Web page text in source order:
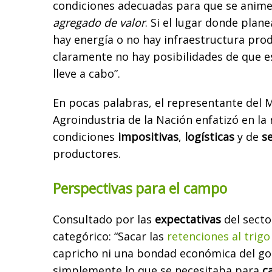
condiciones adecuadas para que se
agregado de valor. Si el lugar donde
hay energía o no hay infraestructura
claramente no hay posibilidades de que
lleve a cabo”.
En pocas palabras, el representante del
Agroindustria de la Nación enfatizó en la
condiciones impositivas, logísticas y de
productores.
Perspectivas para el campo
Consultado por las expectativas del
categórico: “Sacar las retenciones al
capricho ni una bondad económica del